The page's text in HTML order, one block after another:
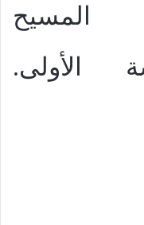
المسيح
الأولى.